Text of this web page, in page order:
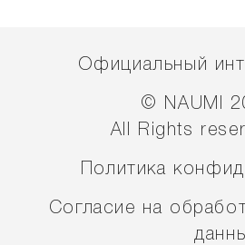
Официальный
© NAUMI
All Rights
Политика
Согласие на